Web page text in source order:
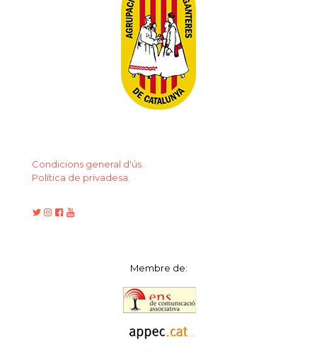
Condicions general d'ús.
Política de privadesa.
Membre de: